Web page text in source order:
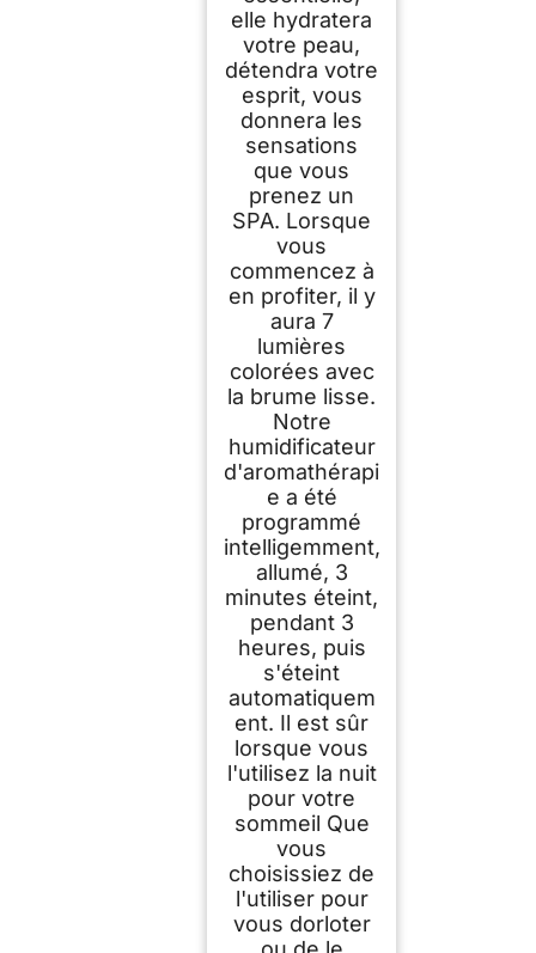
elle hydratera
votre peau,
détendra votre
esprit, vous
donnera les
sensations
que vous
prenez un
SPA. Lorsque
vous
commencez à
en profiter, il y
aura 7
lumières
colorées avec
la brume lisse.
Notre
humidificateur
d'aromathérapi
e a été
programmé
intelligemment,
allumé, 3
minutes éteint,
pendant 3
heures, puis
s'éteint
automatiquem
ent. Il est sûr
lorsque vous
l'utilisez la nuit
pour votre
sommeil Que
vous
choisissiez de
l'utiliser pour
vous dorloter